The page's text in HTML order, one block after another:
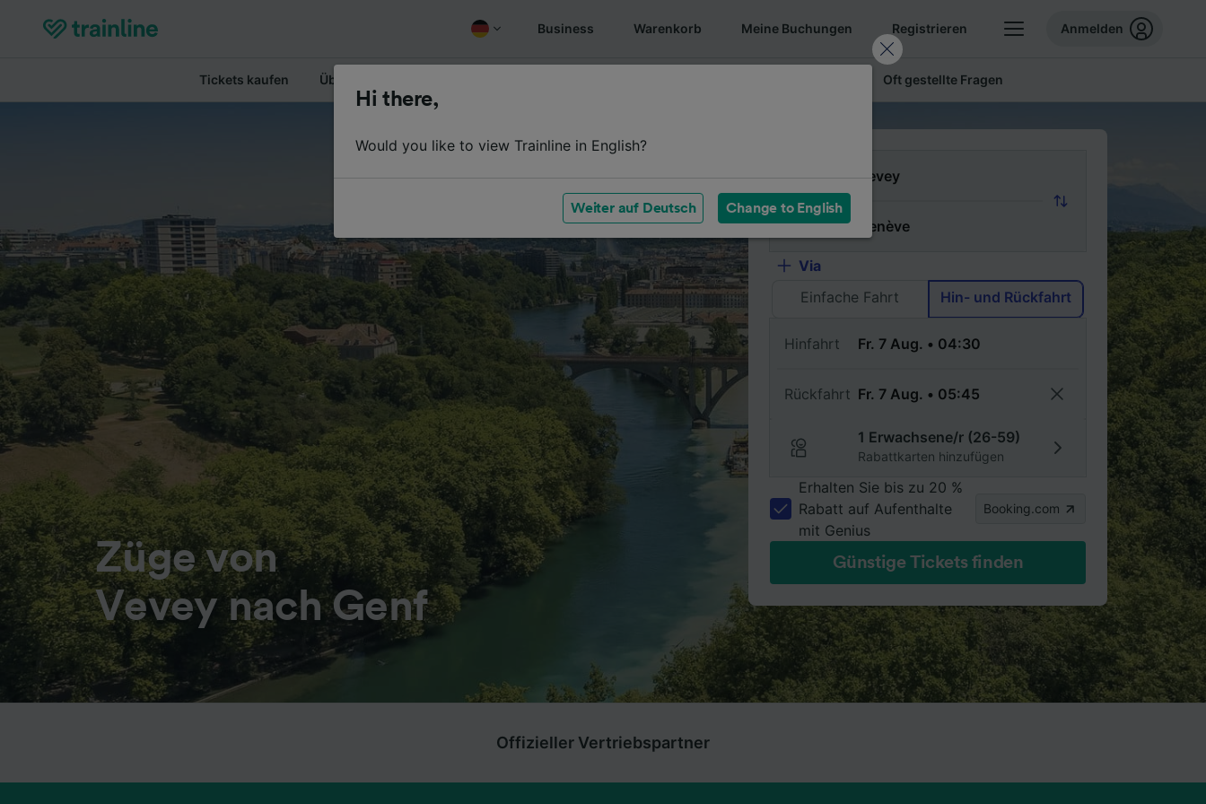
Business Warenkorb Meine Buchungen Registrieren Anmelden
Tickets kaufen Überblick Oft gestellte Fragen
Züge von
Vevey nach Genf
Von
Nach
Via
Einfache Fahrt
Hin- und Rückfahrt
Hinfahrt
Rückfahrt
1 Erwachsene/r (26-59)
Rabattkarten hinzufügen
Erhalten Sie bis zu 20 %
Rabatt auf Aufenthalte
mit Genius
Booking.com
Günstige Tickets finden
Offizieller Vertriebspartner
Hi there,
Would you like to view Trainline in English?
Weiter auf Deutsch Change to English